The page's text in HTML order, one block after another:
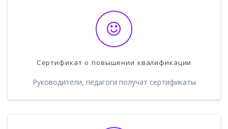
Сертификат о повышении квалификации
Руководители, педагоги получат сертификаты